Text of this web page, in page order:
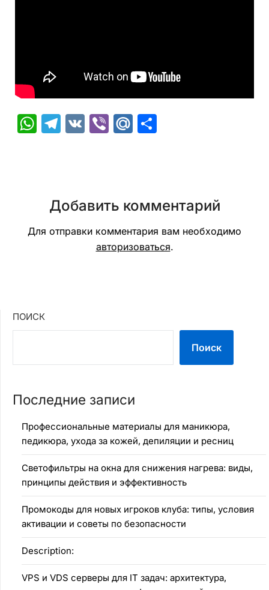
WhatsApp
Telegram
VK ViberMail.Ru
Добавить комментарий
Для отправки комментария вам необходимо
авторизоваться.
ПОИСК
Поиск
Последние записи
Профессиональные материалы для маникюра,
педикюра, ухода за кожей, депиляции и ресниц
Светофильтры на окна для снижения нагрева: виды,
принципы действия и эффективность
Промокоды для новых игроков клуба: типы, условия
активации и советы по безопасности
Description:
VPS и VDS серверы для IT задач: архитектура,